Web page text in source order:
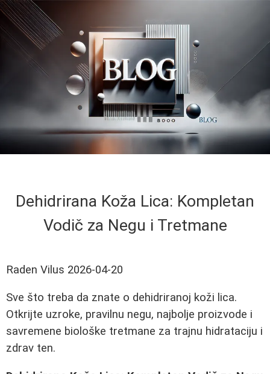
Dehidrirana Koža Lica: Kompletan
Vodič za Negu i Tretmane
Raden Vilus 2026-04-20
Sve što treba da znate o dehidriranoj koži lica.
Otkrijte uzroke, pravilnu negu, najbolje proizvode i
savremene biološke tretmane za trajnu hidrataciju i
zdrav ten.